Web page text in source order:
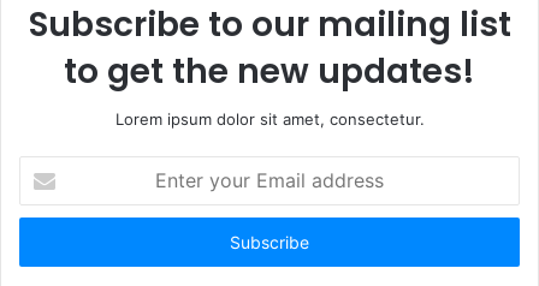
Subscribe to our mailing list
to get the new updates!
Lorem ipsum dolor sit amet, consectetur.
t
r